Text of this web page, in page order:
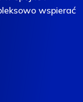
wspierać
wspierać
wspierać